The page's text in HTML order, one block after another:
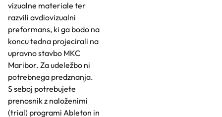
vizualne materiale ter
razvili avdiovizualni
preformans, ki ga bodo na
koncu tedna projecirali na
upravno stavbo MKC
Maribor. Za udeležbo ni
potrebnega predznanja.
S seboj potrebujete
prenosnik z naloženimi
(trial) programi Ableton in